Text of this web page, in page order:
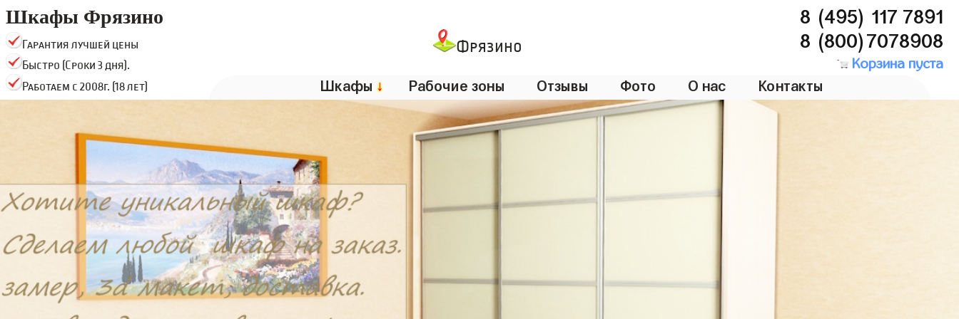
Шкафы Фрязино
Гарантия лучшей цены
Быстро (Сроки 3 дня).
Работаем с 2008г. (18 лет)
Фрязино
8 (495) 117 7891
8 (800)7078908
Корзина пуста
Шкафы ↓ Рабочие зоны Отзывы Фото О нас Контакты